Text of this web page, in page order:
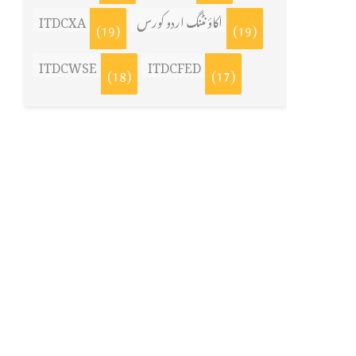
ITDCXA (19) اکاؤنٹنگ اردو کورس (19)
ITDCWSE (18) ITDCFED (17)